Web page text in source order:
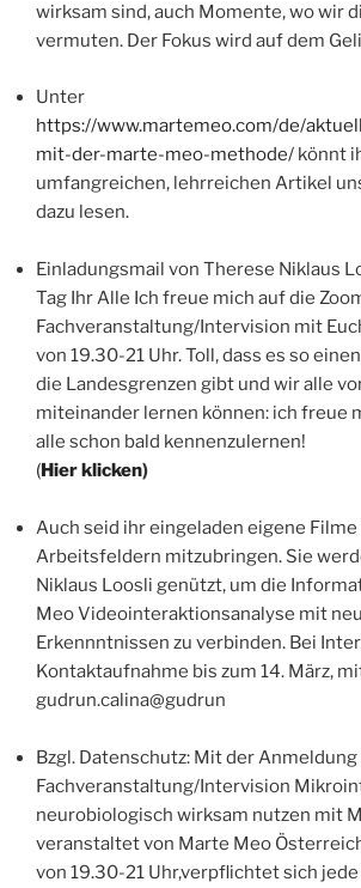
wirksam sind, auch Momente, wo wir
vermuten. Der Fokus wird auf dem
Unter
https://www.martemeo.com/de/
mit-der-marte-meo-methode/ könnt
umfangreichen, lehrreichen Artikel
dazu lesen.
Einladungsmail von Therese Niklaus
Tag Ihr Alle Ich freue mich auf die
Fachveranstaltung/Intervision mit
von 19.30-21 Uhr. Toll, dass es so
die Landesgrenzen gibt und wir alle
miteinander lernen können: ich freue
alle schon bald kennenzulernen!
(Hier klicken)
Auch seid ihr eingeladen eigene Filme
Arbeitsfeldern mitzubringen. Sie
Niklaus Loosli genützt, um die
Meo Videointeraktionsanalyse mit
Erkennntnissen zu verbinden. Bei
Kontaktaufnahme bis zum 14. März,
gudrun.calina@gudrun
Bzgl. Datenschutz: Mit der Anmeldung
Fachveranstaltung/Intervision
neurobiologisch wirksam nutzen mit
veranstaltet von Marte Meo
von 19.30-21 Uhr,verpflichtet sich